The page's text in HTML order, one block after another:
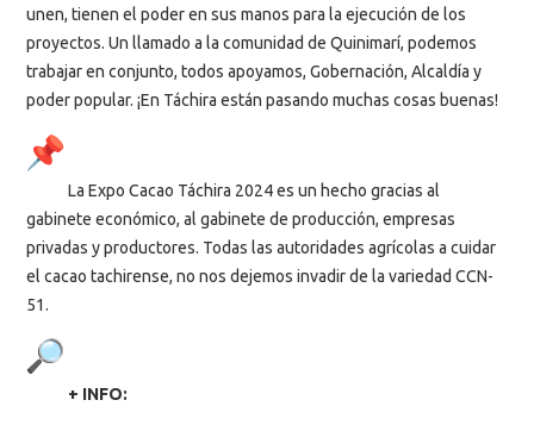
unen, tienen el poder en sus manos para la ejecución de los
proyectos. Un llamado a la comunidad de Quinimarí, podemos
trabajar en conjunto, todos apoyamos, Gobernación, Alcaldía y
poder popular. ¡En Táchira están pasando muchas cosas buenas!
La Expo Cacao Táchira 2024 es un hecho gracias al
gabinete económico, al gabinete de producción, empresas
privadas y productores. Todas las autoridades agrícolas a cuidar
el cacao tachirense, no nos dejemos invadir de la variedad CCN-
51.
+ INFO: